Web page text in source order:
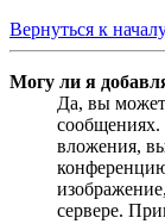
Вернуться к
Могу ли я
Да, вы
сообщениях.
вложения,
сервере.